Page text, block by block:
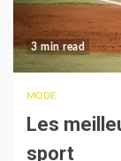
3 min read
MODE
Les
sport